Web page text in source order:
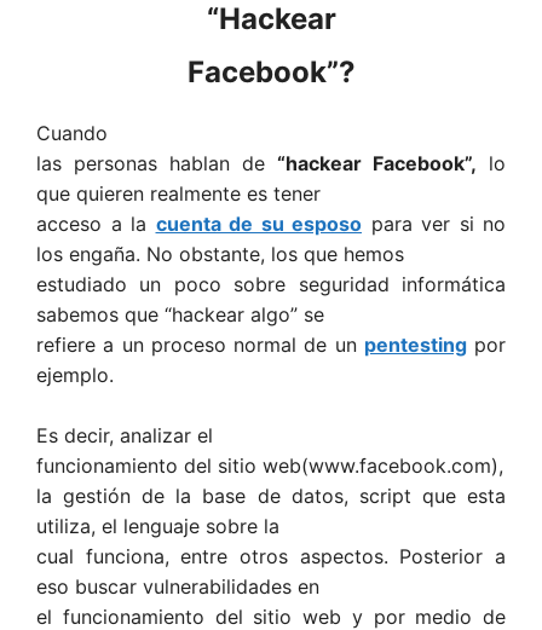
“Hackear
Facebook”?
Cuando
las personas hablan de “hackear Facebook”, lo
que quieren realmente es tener
acceso a la cuenta de su esposo para ver si no
los engaña. No obstante, los que hemos
estudiado un poco sobre seguridad informática
sabemos que “hackear algo” se
refiere a un proceso normal de un pentestingpor
ejemplo.
Es decir, analizar el
funcionamiento del sitio web(www.facebook.com),
la gestión de la base de datos, script que esta
utiliza, el lenguaje sobre la
cual funciona, entre otros aspectos. Posterior a
eso buscar vulnerabilidades en
el funcionamiento del sitio web y por medio de